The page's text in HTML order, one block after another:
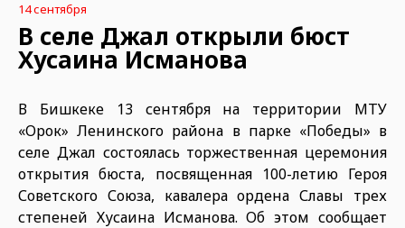
14 сентября
В селе Джал открыли бюст
Хусаина Исманова
В Бишкеке 13 сентября на территории МТУ
«Орок» Ленинского района в парке «Победы» в
селе Джал состоялась торжественная церемония
открытия бюста, посвященная 100-летию Героя
Советского Союза, кавалера ордена Славы трех
степеней Хусаина Исманова. Об этом сообщает